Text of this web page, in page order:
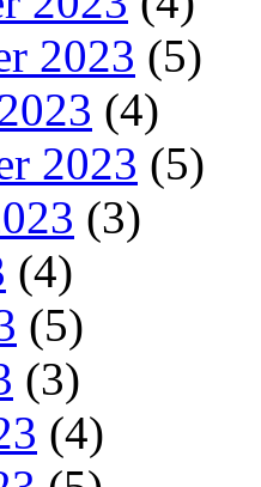
2023 (5)
(4)
2023 (5)
(3)
(4)
(5)
(3)
(4)